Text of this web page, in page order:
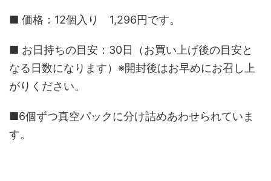
■ 価格：12個入り 1,296円です。
■ お日持ちの目安：30日（お買い上げ後の目安と
なる日数になります）※開封後はお早めにお召し上
がりください。
■6個ずつ真空パックに分け詰めあわせられていま
す。